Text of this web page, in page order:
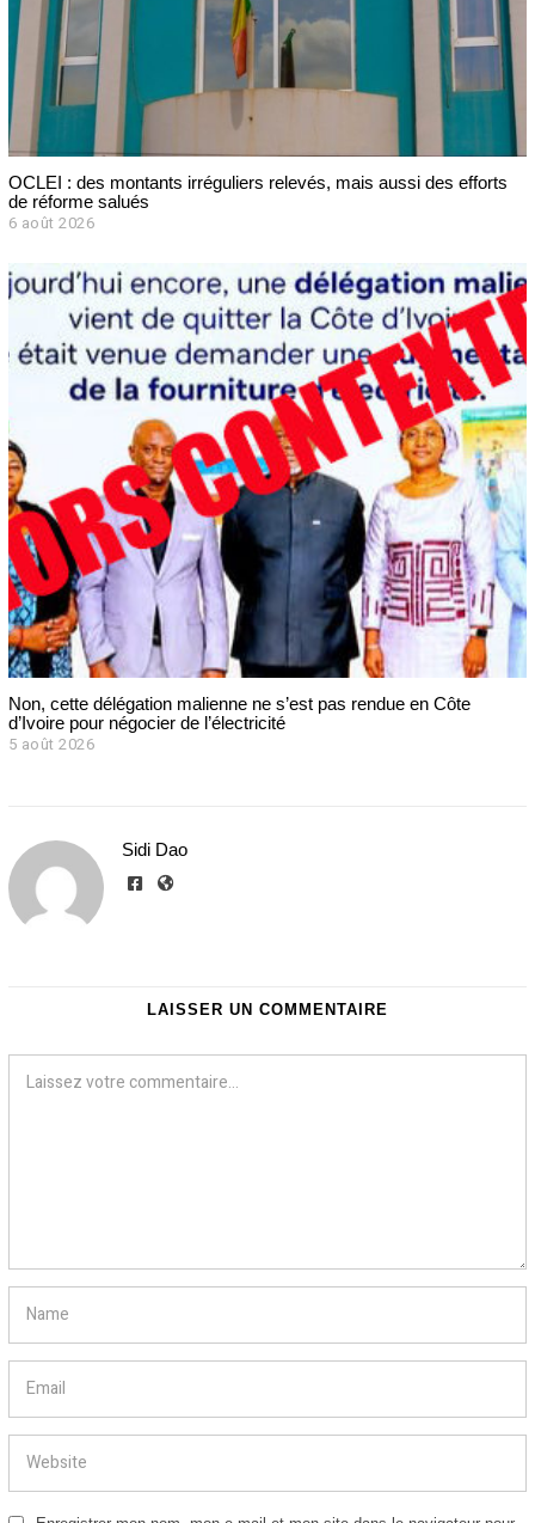
OCLEI : des montants irréguliers relevés, mais aussi des efforts
de réforme salués
6 août 2026
Non, cette délégation malienne ne s’est pas rendue en Côte
d’Ivoire pour négocier de l’électricité
5 août 2026
Sidi Dao
LAISSER UN COMMENTAIRE